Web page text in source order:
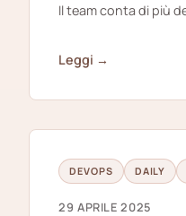
Il team conta di più
Leggi →
DEVOPS DAILY
29 APRILE 2025